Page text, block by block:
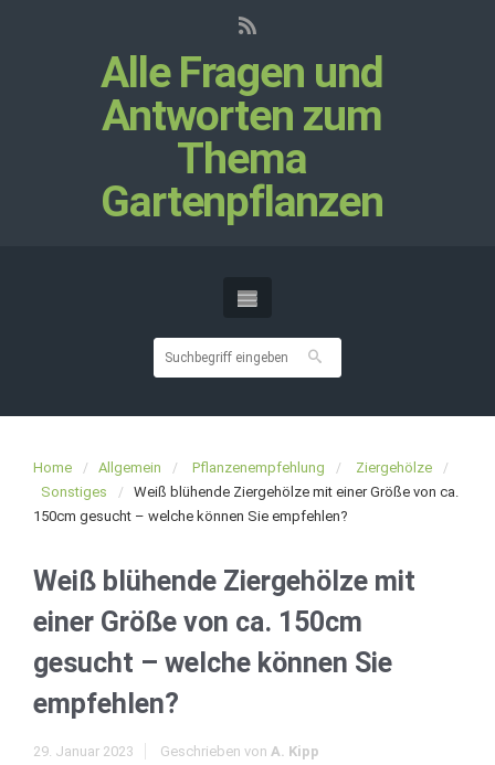
Alle Fragen und
Antworten zum
Thema
Gartenpflanzen
Home Allgemein Pflanzenempfehlung
Ziergehölze
Sonstiges
Weiß blühende Ziergehölze mit einer Größe von ca.
150cm gesucht – welche können Sie empfehlen?
Weiß blühende Ziergehölze mit
einer Größe von ca. 150cm
gesucht – welche können Sie
empfehlen?
29. Januar 2023 Geschrieben von A. Kipp